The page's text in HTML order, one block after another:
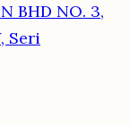
BHD NO. 3,
Seri